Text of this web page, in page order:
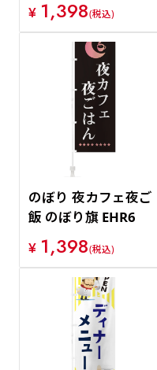
¥ 1,398(税込)
のぼり 夜カフェ夜ご
飯 のぼり旗 EHR6
¥ 1,398(税込)